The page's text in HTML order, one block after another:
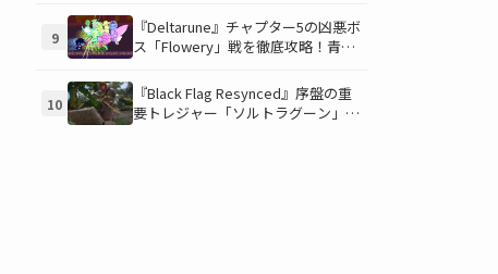
ヤの衣装を入手して海賊ライフを有
利に進めよう！
9
『Deltarune』チャプター5の凶悪ボ
ス「Flowery」戦を徹底攻略！青い
を握る！
10
『Black Flag Resynced』序盤の重
要トレジャー「ソルトラグーン」の